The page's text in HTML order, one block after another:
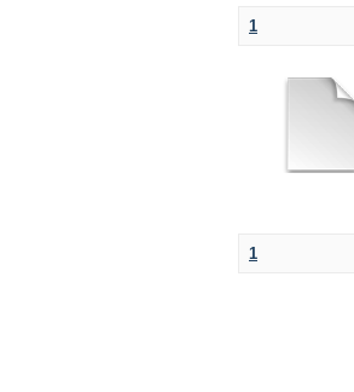
1
1